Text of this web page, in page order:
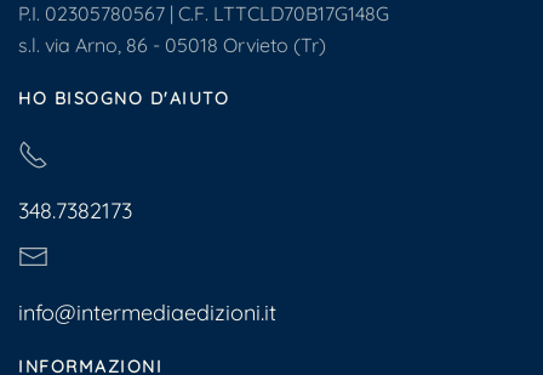
P.I. 02305780567 | C.F. LTTCLD70B17G148G
s.l. via Arno, 86 - 05018 Orvieto (Tr)
HO BISOGNO D'AIUTO
348.7382173
info@intermediaedizioni.it
INFORMAZIONI